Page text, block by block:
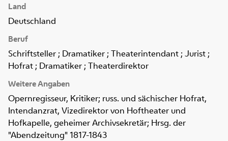
Land
Deutschland
Beruf
Schriftsteller ; Dramatiker ; Theaterintendant ; Jurist ;
Hofrat ; Dramatiker ; Theaterdirektor
Weitere Angaben
Opernregisseur, Kritiker; russ. und sächischer Hofrat,
Intendanzrat, Vizedirektor von Hoftheater und
Hofkapelle, geheimer Archivsekretär; Hrsg. der
"Abendzeitung" 1817-1843